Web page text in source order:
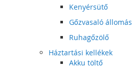
Kenyérsütő
Gőzvasaló állomás
Ruhagőzölő
Háztartási kellékek
Akku töltő